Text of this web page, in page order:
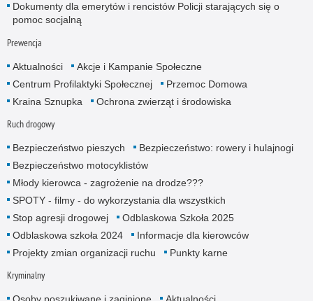
Dokumenty dla emerytów i rencistów Policji starających się o
pomoc socjalną
Prewencja
Aktualności
Akcje i Kampanie Społeczne
Centrum Profilaktyki Społecznej
Przemoc Domowa
Kraina Sznupka
Ochrona zwierząt i środowiska
Ruch drogowy
Bezpieczeństwo pieszych
Bezpieczeństwo: rowery i hulajnogi
Bezpieczeństwo motocyklistów
Młody kierowca - zagrożenie na drodze???
SPOTY - filmy - do wykorzystania dla wszystkich
Stop agresji drogowej
Odblaskowa Szkoła 2025
Odblaskowa szkoła 2024
Informacje dla kierowców
Projekty zmian organizacji ruchu
Punkty karne
Kryminalny